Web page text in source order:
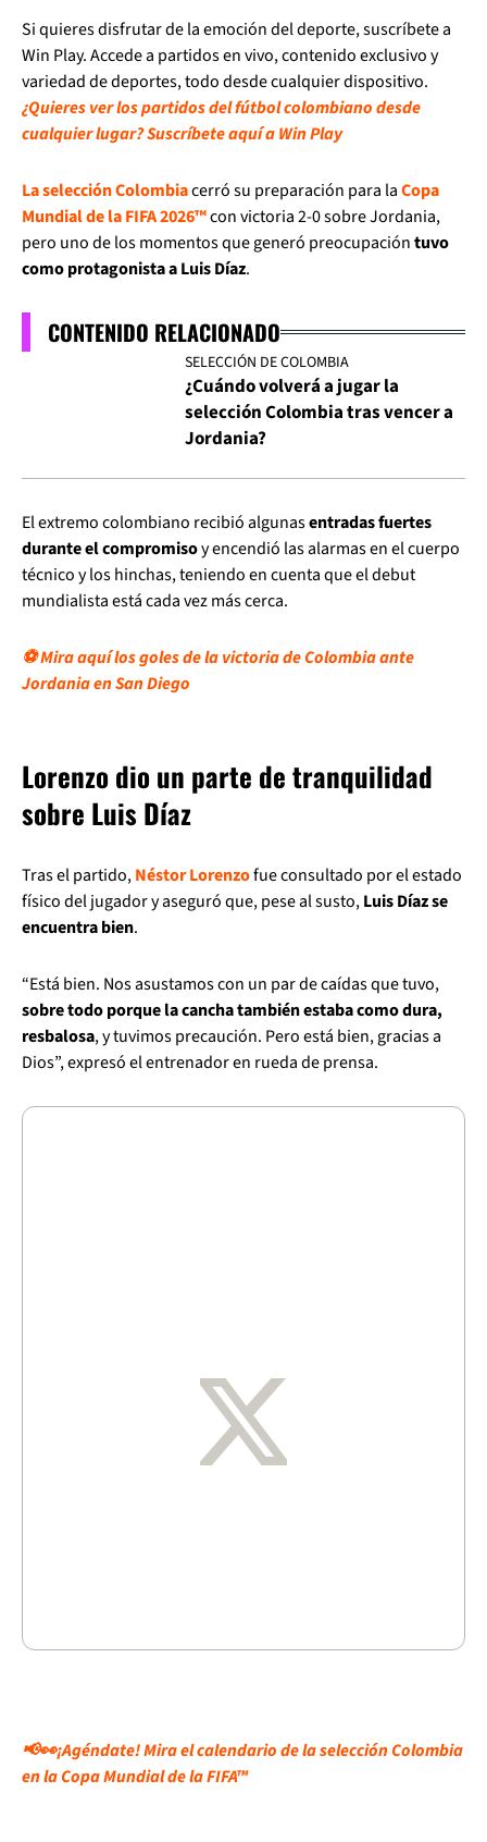
Si quieres disfrutar de la emoción del deporte, suscríbete a
Win Play. Accede a partidos en vivo, contenido exclusivo y
variedad de deportes, todo desde cualquier dispositivo.
¿Quieres ver los partidos del fútbol colombiano desde
cualquier lugar? Suscríbete aquí a Win Play
La selección Colombiacerró su preparación para laCopa
Mundial de la FIFA 2026™con victoria 2-0 sobre Jordania,
pero uno de los momentos que generó preocupacióntuvo
como protagonista a Luis Díaz.
CONTENIDO RELACIONADO
SELECCIÓN DE COLOMBIA
¿Cuándo volverá a jugar la
selección Colombia tras vencer a
Jordania?
El extremo colombiano recibió algunasentradas fuertes
durante el compromisoy encendió las alarmas en el cuerpo
técnico y los hinchas, teniendo en cuenta que el debut
mundialista está cada vez más cerca.
⚽ Mira aquí los goles de la victoria de Colombia ante
Jordania en San Diego
Lorenzo dio un parte de tranquilidad
sobre Luis Díaz
Tras el partido,Néstor Lorenzofue consultado por el estado
físico del jugador y aseguró que, pese al susto,Luis Díaz se
encuentra bien.
“Está bien. Nos asustamos con un par de caídas que tuvo,
sobre todo porque la cancha también estaba como dura,
resbalosa, y tuvimos precaución. Pero está bien, gracias a
Dios”, expresó el entrenador en rueda de prensa.
📢👀¡Agéndate! Mira el calendario de la selección Colombia
en la Copa Mundial de la FIFA™